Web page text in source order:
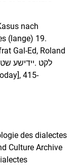
nach
(lange) 19.
Gal-Ed, Roland
des dialectes
Culture Archive